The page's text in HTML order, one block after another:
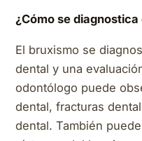
¿Cómo se
El bruxismo se
dental y una
odontólogo puede
dental, fracturas
dental. También